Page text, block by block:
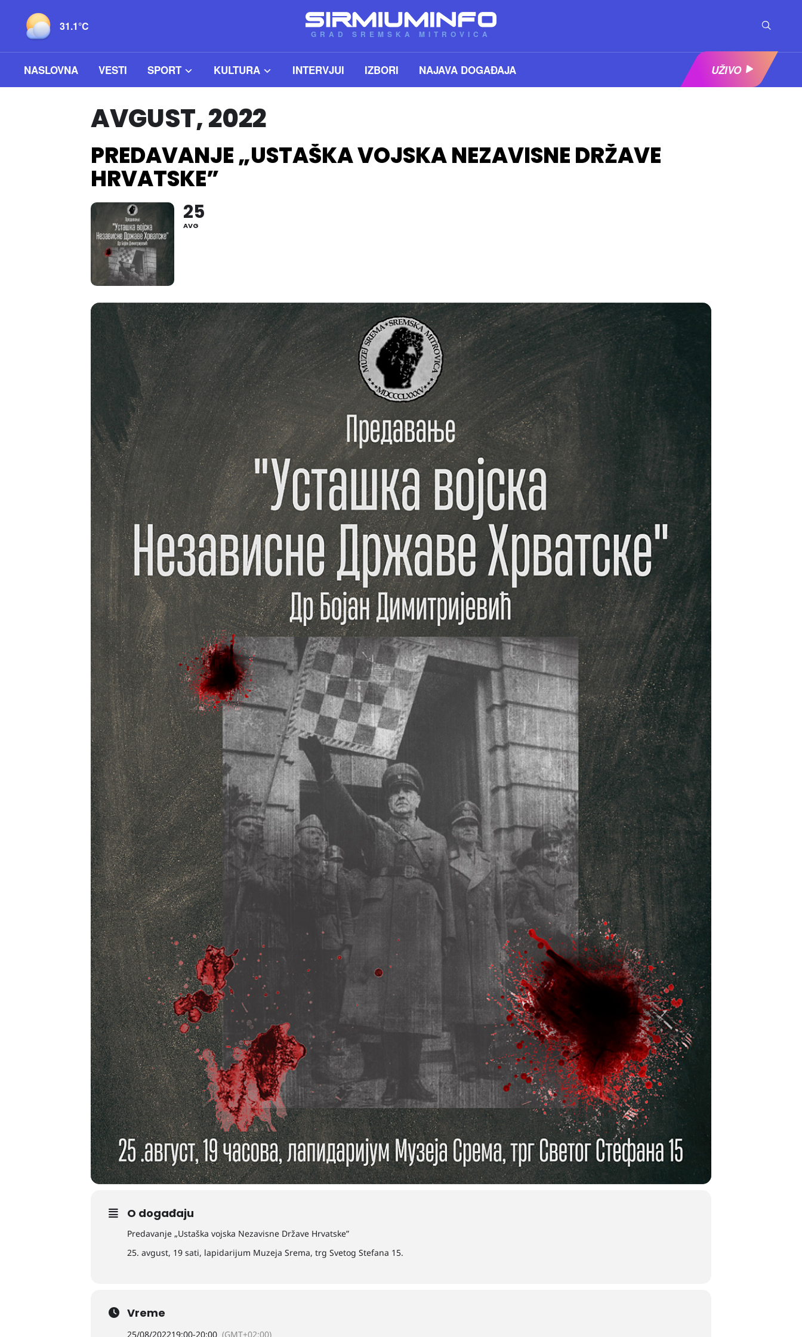
31.1°C
GRAD SREMSKA MITROVICA
NASLOVNA VESTI SPORT KULTURA INTERVJUI IZBORI NAJAVA DOGAĐAJA UŽIVO
AVGUST, 2022
PREDAVANJE „USTAŠKA VOJSKA NEZAVISNE DRŽAVE
HRVATSKE”
25
AVG
O događaju
Predavanje „Ustaška vojska Nezavisne Države Hrvatske”
25. avgust, 19 sati, lapidarijum Muzeja Srema, trg Svetog Stefana 15.
Vreme
25/08/202219:00-20:00 (GMT+02:00)